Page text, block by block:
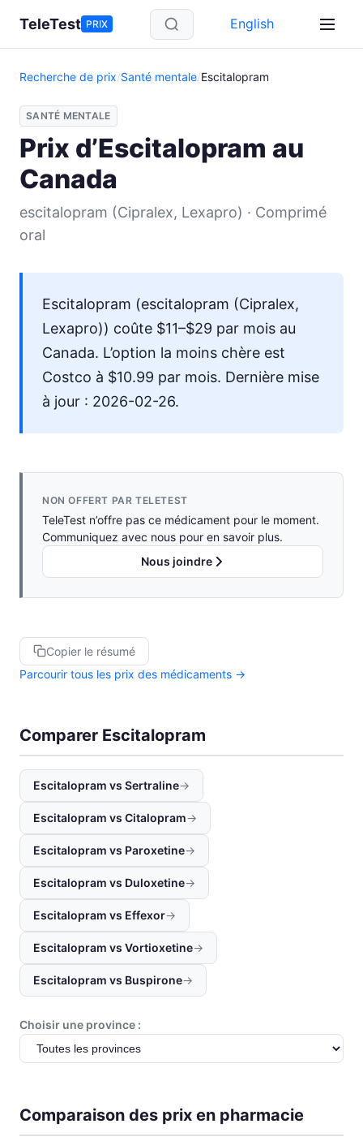
Aller au contenu principal
TeleTest PRIX English
Recherche de prix/Santé mentale/Escitalopram
SANTÉ MENTALE
Prix d’Escitalopram au
Canada
escitalopram (Cipralex, Lexapro) · Comprimé
oral
Escitalopram (escitalopram (Cipralex,
Lexapro)) coûte $11–$29 par mois au
Canada. L’option la moins chère est
Costco à $10.99 par mois. Dernière mise
à jour : 2026-02-26.
NON OFFERT PAR TELETEST
TeleTest n’offre pas ce médicament pour le moment.
Communiquez avec nous pour en savoir plus.
Nous joindre
Copier le résumé
Parcourir tous les prix des médicaments →
Comparer Escitalopram
Escitalopram vs Sertraline→
Escitalopram vs Citalopram→
Escitalopram vs Paroxetine→
Escitalopram vs Duloxetine→
Escitalopram vs Effexor→
Escitalopram vs Vortioxetine→
Escitalopram vs Buspirone→
Choisir une province :
Comparaison des prix en pharmacie